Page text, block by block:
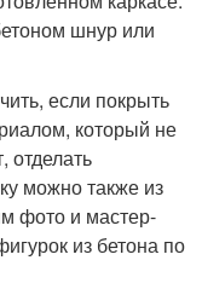
шнур или
если покрыть
который не
отделать
можно также из
фото и мастер-
из бетона по